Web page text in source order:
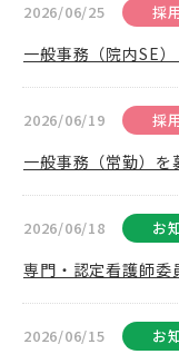
2026/06/25 採
一般事務（院内SE
2026/06/19 採
一般事務（常勤）を
2026/06/18 お
専門・認定看護師
2026/06/15 お